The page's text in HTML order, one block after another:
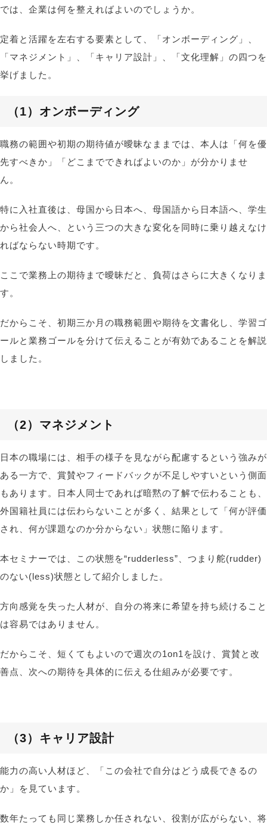
では、企業は何を整えればよいのでしょうか。
定着と活躍を左右する要素として、 「オンボーディング 」、
「マネジメント 」 「キャリア設計 」 「文化理解 」 の四つを
挙げました。
（1） オンボーディング
職務の範囲や初期の期待値が曖昧なままでは、本人は「何を優
先すべきか」「どこまでできればよいのか」が分かりませ
ん。
特に入社直後は、母国から日本へ、母国語から日本語へ、学生
から社会人へ、という三つの大きな変化を同時に乗り越えなけ
ればならない時期です。
ここで業務上の期待まで曖昧だと、負荷はさらに大きくなりま
す。
だからこそ、初期三か月の職務範囲や期待を文書化し、学習ゴ
ールと業務ゴールを分けて伝えることが有効であることを解説
しました。
（2） マネジメント
日本の職場には、相手の様子を見ながら配慮するという強みが
ある一方で、賞賛やフィードバックが不足しやすいという側面
もあります。日本人同士であれば暗黙の了解で伝わることも、
外国籍社員には伝わらないことが多く、結果として「何が評価
され、何が課題なのか分からない」状態に陥ります。
本セミナーでは、この状態を“rudderless” 、つまり舵(rudder)
のない(less)状態として紹介しました。
方向感覚を失った人材が、自分の将来に希望を持ち続けること
は容易ではありません。
だからこそ、短くてもよいので週次の1on1 を設け、賞賛と改
善点、次への期待を具体的に伝える仕組みが必要です。
（3） キャリア設計
能力の高い人材ほど、「この会社で自分はどう成長できるの
か」を見ています。
数年たっても同じ業務しか任されない、役割が広がらない、将